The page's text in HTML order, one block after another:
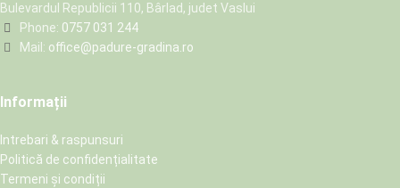
Bulevardul Republicii 110, Bârlad, judet Vaslui
Phone: 0757 031 244
Mail: office@padure-gradina.ro
Informații
Intrebari & raspunsuri
Politică de confidențialitate
Termeni și condiții